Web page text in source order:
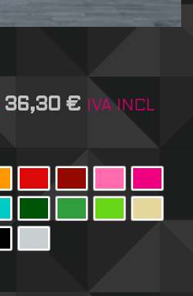
36,30 € IVA INCL